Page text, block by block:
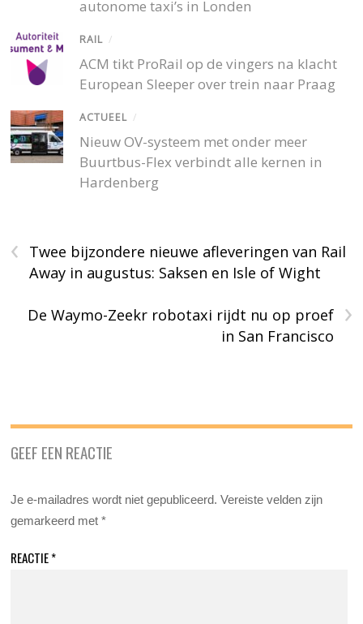
autonome taxi’s in Londen
RAIL /
ACM tikt ProRail op de vingers na klacht
European Sleeper over trein naar Praag
ACTUEEL /
Nieuw OV-systeem met onder meer
Buurtbus-Flex verbindt alle kernen in
Hardenberg
‹
Twee bijzondere nieuwe afleveringen van Rail
Away in augustus: Saksen en Isle of Wight
›
De Waymo-Zeekr robotaxi rijdt nu op proef
in San Francisco
GEEF EEN REACTIE
Je e-mailadres wordt niet gepubliceerd. Vereiste velden zijn
gemarkeerd met*
REACTIE*